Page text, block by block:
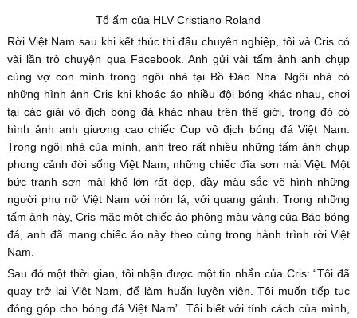
Tổ ấm của HLV Cristiano Roland
Rời Việt Nam sau khi kết thúc thi đấu chuyên nghiệp, tôi và Cris có
vài lần trò chuyện qua Facebook. Anh gửi vài tấm ảnh anh chụp
cùng vợ con mình trong ngôi nhà tại Bồ Đào Nha. Ngôi nhà có
những hình ảnh Cris khi khoác áo nhiều đội bóng khác nhau, chơi
tại các giải vô địch bóng đá khác nhau trên thế giới, trong đó có
hình ảnh anh giương cao chiếc Cup vô địch bóng đá Việt Nam.
Trong ngôi nhà của mình, anh treo rất nhiều những tấm ảnh chụp
phong cảnh đời sống Việt Nam, những chiếc đĩa sơn mài Việt. Một
bức tranh sơn mài khổ lớn rất đẹp, đầy màu sắc vẽ hình những
người phụ nữ Việt Nam với nón lá, với quang gánh. Trong những
tấm ảnh này, Cris mặc một chiếc áo phông màu vàng của Báo bóng
đá, anh đã mang chiếc áo này theo cùng trong hành trình rời Việt
Nam.
Sau đó một thời gian, tôi nhận được một tin nhắn của Cris: “Tôi đã
quay trở lại Việt Nam, để làm huấn luyện viên. Tôi muốn tiếp tục
đóng góp cho bóng đá Việt Nam”. Tôi biết với tính cách của mình,